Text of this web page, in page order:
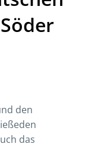
den
das